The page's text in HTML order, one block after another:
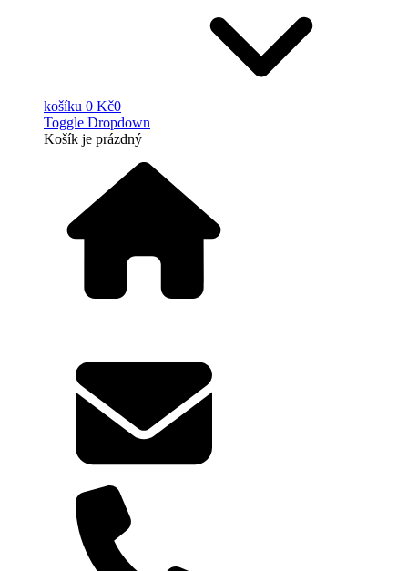
košíku 0 Kč0
Toggle Dropdown
Košík je prázdný